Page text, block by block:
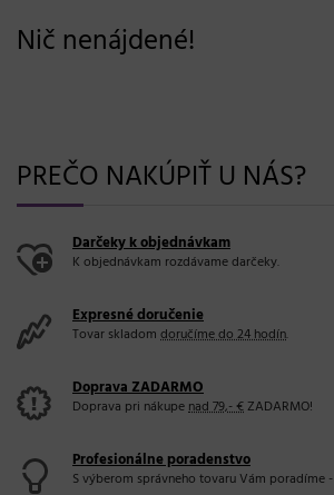
Nič nenájdené!
PREČO NAKÚPIŤ U NÁS?
Darčeky k objednávkam
K objednávkam rozdávame darčeky.
Expresné doručenie
Tovar skladom doručíme do 24 hodín.
Doprava ZADARMO
Doprava pri nákupenad 79,- €ZADARMO!
Profesionálne poradenstvo
S výberom správneho tovaru Vám poradíme -